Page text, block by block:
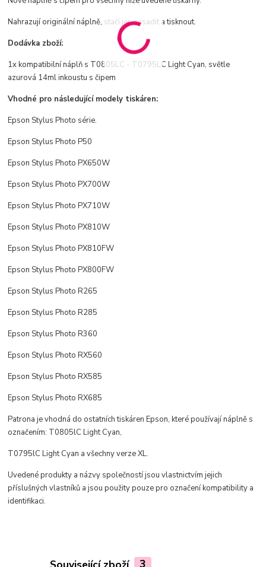
Nahrazují originální náplně, stačí jen nasadit a tisknout.
Dodávka zboží:
1x kompatibilní náplň s T0805LC - T0795LC Light Cyan, světle
azurová 14ml inkoustu s čipem
Vhodné pro následující modely tiskáren:
Epson Stylus Photo série.
Epson Stylus Photo P50
Epson Stylus Photo PX650W
Epson Stylus Photo PX700W
Epson Stylus Photo PX710W
Epson Stylus Photo PX810W
Epson Stylus Photo PX810FW
Epson Stylus Photo PX800FW
Epson Stylus Photo R265
Epson Stylus Photo R285
Epson Stylus Photo R360
Epson Stylus Photo RX560
Epson Stylus Photo RX585
Epson Stylus Photo RX685
Patrona je vhodná do ostatních tiskáren Epson, které používají náplně s
označením: T0805lC Light Cyan,
T0795lC Light Cyan a všechny verze XL.
Uvedené produkty a názvy společností jsou vlastnictvím jejich
příslušných vlastníků a jsou použity pouze pro označení kompatibility a
identifikaci.